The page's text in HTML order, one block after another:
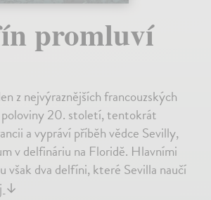
promluví
z nejvýraznějších francouzských
poloviny 20. století, tentokrát
a vypráví příběh vědce Sevilly,
v delfináriu na Floridě. Hlavními
však dva delfíni, které Sevilla naučí
↓